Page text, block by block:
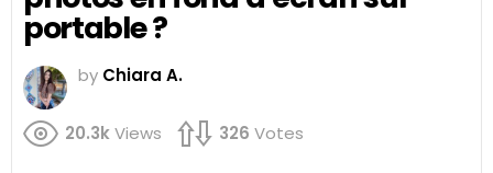
portable ?
by Chiara A.
20.3kViews 326 Votes